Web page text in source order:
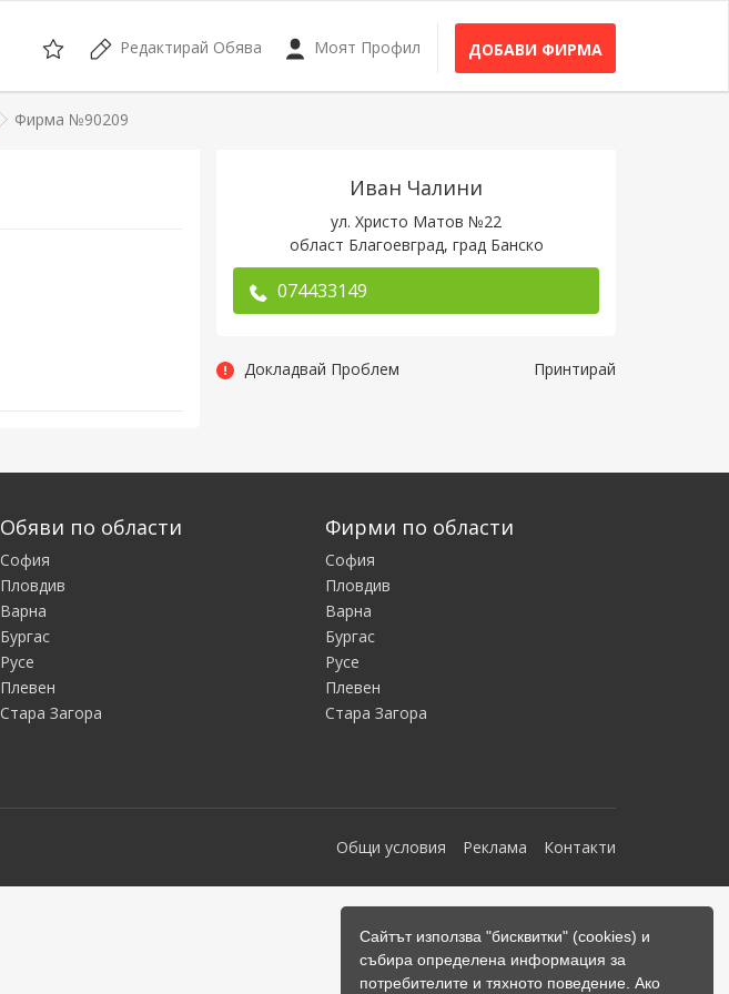
Сайтът използва "бисквитки" (cookies) и
събира определена информация за
потребителите и тяхното поведение. Ако
Редактирай Обява Моят Профил ДОБАВИ ФИРМА
Фирма №90209
Иван Чалини
ул. Христо Матов №22
област Благоевград, град Банско
074433149
Докладвай Проблем Принтирай
Обяви по области
София
Пловдив
Варна
Бургас
Русе
Плевен
Стара Загора
Фирми по области
София
Пловдив
Варна
Бургас
Русе
Плевен
Стара Загора
Общи условия Реклама Контакти